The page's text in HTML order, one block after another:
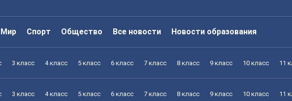
Мир Спорт Общество Все новости Новости образования
3 класс 4 класс 5 класс 6 класс 7 класс 8 класс 9 класс 10 класс 11
3 класс 4 класс 5 класс 6 класс 7 класс 8 класс 9 класс 10 класс 11